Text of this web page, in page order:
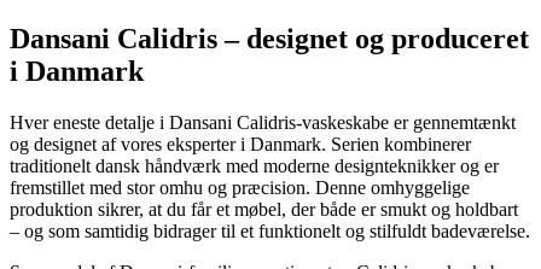
Dansani Calidris – designet og produceret
i Danmark
Hver eneste detalje i Dansani Calidris-vaskeskabe er gennemtænkt
og designet af vores eksperter i Danmark. Serien kombinerer
traditionelt dansk håndværk med moderne designteknikker og er
fremstillet med stor omhu og præcision. Denne omhyggelige
produktion sikrer, at du får et møbel, der både er smukt og holdbart
– og som samtidig bidrager til et funktionelt og stilfuldt badeværelse.